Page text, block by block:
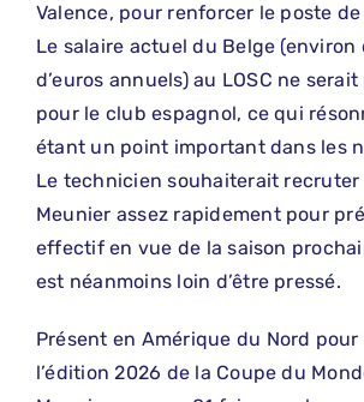
Valence, pour renforcer le poste
Le salaire actuel du Belge
d’euros annuels) au LOSC ne
pour le club espagnol, ce qui
étant un point important dans les
Le technicien souhaiterait recruter
Meunier assez rapidement pour
effectif en vue de la saison
est néanmoins loin d’être pressé.
Présent en Amérique du Nord
l’édition 2026 de la Coupe du